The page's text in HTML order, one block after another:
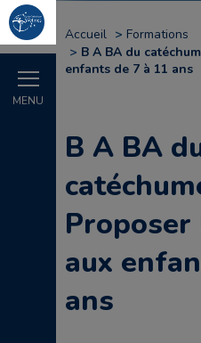
MENU
Accueil
Formations
B A BA du
enfants de 7 à 11 ans
B A BA
aux
ans